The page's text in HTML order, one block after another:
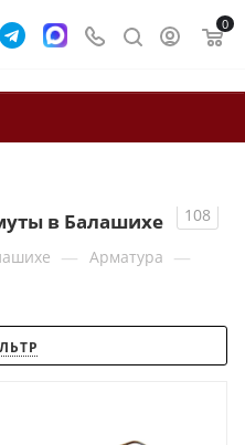
0
в Балашихе
108
— Арматура —